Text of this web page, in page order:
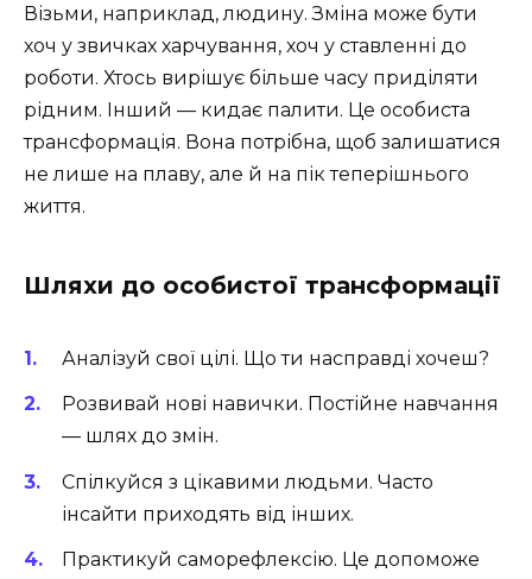
Візьми, наприклад, людину. Зміна може бути
хоч у звичках харчування, хоч у ставленні до
роботи. Хтось вирішує більше часу приділяти
рідним. Інший — кидає палити. Це особиста
трансформація. Вона потрібна, щоб залишатися
не лише на плаву, але й на пік теперішнього
життя.
Шляхи до особистої трансформації
Аналізуй свої цілі. Що ти насправді хочеш?
Розвивай нові навички. Постійне навчання
— шлях до змін.
Спілкуйся з цікавими людьми. Часто
інсайти приходять від інших.
Практикуй саморефлексію. Це допоможе